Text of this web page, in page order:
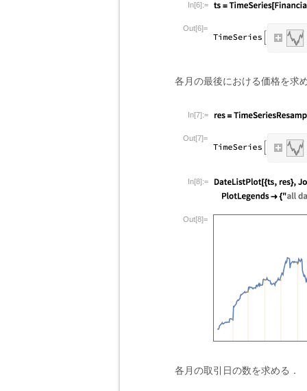
In[6]:=
Out[6]=
各月の最後における価格を求
In[7]:=
Out[7]=
In[8]:=
Out[8]=
各月の取引日の数を求める．